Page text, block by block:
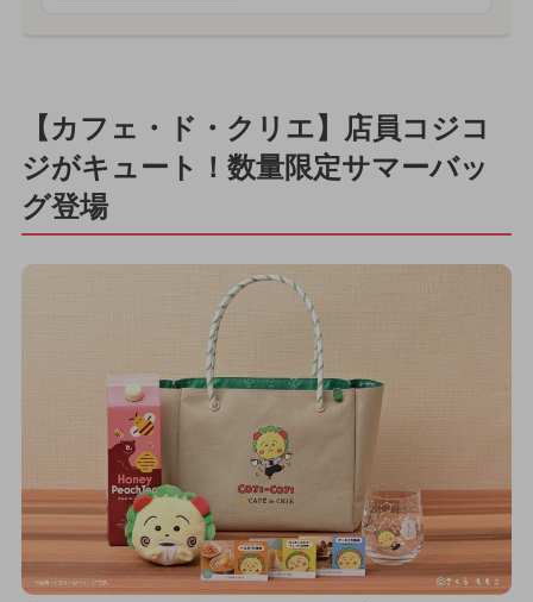
【カフェ・ド・クリエ】店員コジコ
ジがキュート！数量限定サマーバッ
グ登場